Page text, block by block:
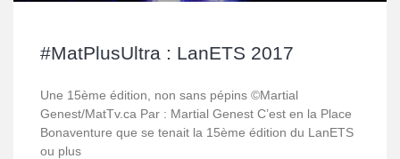
#MatPlusUltra : LanETS 2017
Une 15ème édition, non sans pépins ©Martial
Genest/MatTv.ca Par : Martial Genest C’est en la Place
Bonaventure que se tenait la 15ème édition du LanETS
ou plus